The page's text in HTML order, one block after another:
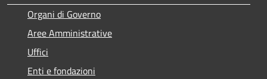
Organi di Governo
Aree Amministrative
Uffici
Enti e fondazioni